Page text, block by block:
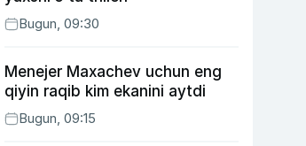
Bugun, 09:30
Menejer Maxachev uchun eng
qiyin raqib kim ekanini aytdi
Bugun, 09:15